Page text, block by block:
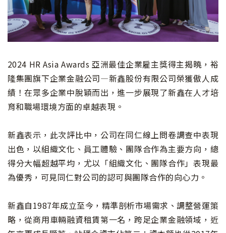
2024 HR Asia Awards 亞洲最佳企業雇主獎得主揭曉，裕
隆集團旗下企業金融公司—新鑫股份有限公司榮獲傲人成
績！在眾多企業中脫穎而出，進一步展現了新鑫在人才培
育和職場環境方面的卓越表現。
新鑫表示，此次評比中，公司在同仁線上問卷調查中表現
出色，以組織文化、員工體驗、團隊合作為主要方向，總
得分大幅超越平均，尤以「組織文化、團隊合作」表現最
為優秀，可見同仁對公司的認可與團隊合作的向心力。
新鑫自1987年成立至今，精準剖析市場需求、調整營運策
略，從商用車輛融資租賃第一名，跨足企業金融領域，近